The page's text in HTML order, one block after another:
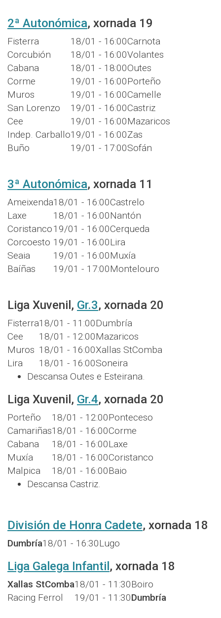
2ª Autonómica, xornada 19
Fisterra 18/01 - 16:00Carnota
Corcubión
18/01 - 16:00Volantes
Cabana
18/01 - 18:00Outes
Corme
19/01 - 16:00Porteño
Muros
19/01 - 16:00Camelle
San Lorenzo
19/01 - 16:00Castriz
Cee
19/01 - 16:00Mazaricos
Indep. Carballo19/01 - 16:00Zas
Buño
19/01 - 17:00Sofán
3ª Autonómica, xornada 11
Ameixenda18/01 - 16:00Castrelo
Laxe
18/01 - 16:00Nantón
Coristanco19/01 - 16:00Cerqueda
Corcoesto 19/01 - 16:00Lira
Seaia
19/01 - 16:00Muxía
Baíñas
19/01 - 17:00Montelouro
Liga Xuvenil, Gr.3, xornada 20
Fisterra18/01 - 11:00Dumbría
Cee
18/01 - 12:00Mazaricos
Muros 18/01 - 16:00Xallas StComba
Lira
18/01 - 16:00Soneira
Descansa Outes e Esteirana.
Liga Xuvenil, Gr.4, xornada 20
Porteño 18/01 - 12:00Ponteceso
Camariñas18/01 - 16:00Corme
Cabana
18/01 - 16:00Laxe
Muxía
18/01 - 16:00Coristanco
Malpica
18/01 - 16:00Baio
Descansa Castriz.
División de Honra Cadete, xornada 18
Dumbría18/01 - 16:30Lugo
Liga Galega Infantil , xornada 18
Xallas StComba18/01 - 11:30Boiro
Racing Ferrol
19/01 - 11:30Dumbría